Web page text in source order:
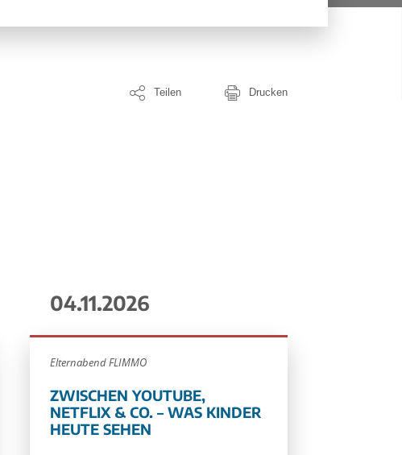
Teilen Drucken
04.11.2026
Elternabend FLIMMO
ZWISCHEN YOUTUBE,
NETFLIX & CO. – WAS KINDER
HEUTE SEHEN